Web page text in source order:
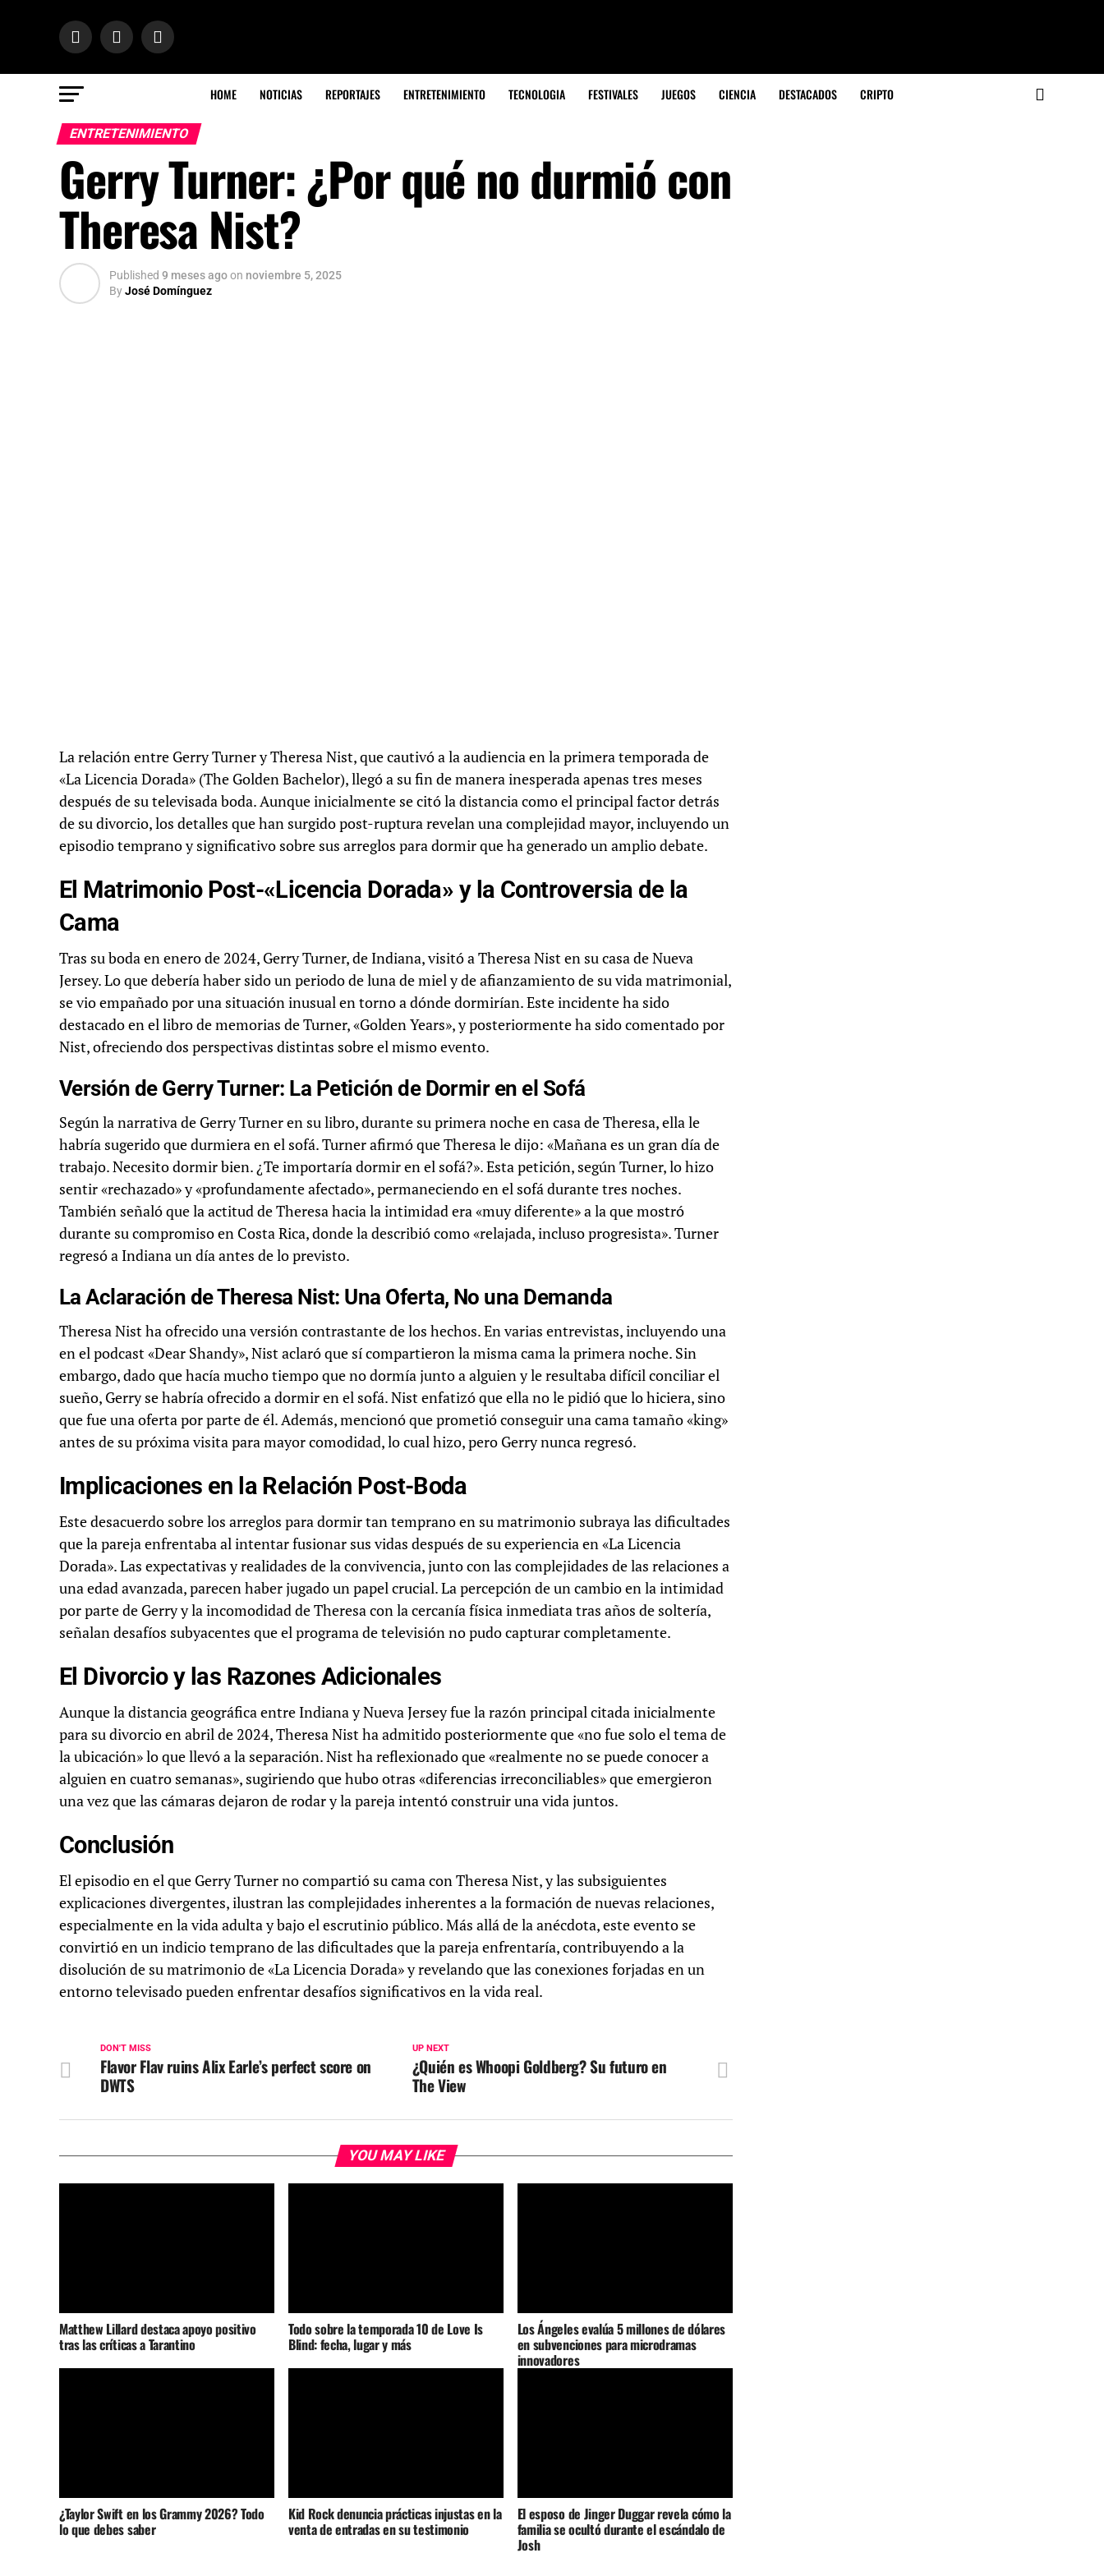
HOME NOTICIAS REPORTAJES ENTRETENIMIENTO TECNOLOGIA FESTIVALES JUEGOS CIENCIA DESTACADOS CRIPTO
ENTRETENIMIENTO
Gerry Turner: ¿Por qué no durmió con
Theresa Nist?
Published 9 meses agoon noviembre 5, 2025
ByJosé Domínguez
La relación entre Gerry Turner y Theresa Nist, que cautivó a la audiencia en la primera temporada de
«La Licencia Dorada» (The Golden Bachelor), llegó a su fin de manera inesperada apenas tres meses
después de su televisada boda. Aunque inicialmente se citó la distancia como el principal factor detrás
de su divorcio, los detalles que han surgido post-ruptura revelan una complejidad mayor, incluyendo un
episodio temprano y significativo sobre sus arreglos para dormir que ha generado un amplio debate.
El Matrimonio Post-«Licencia Dorada» y la Controversia de la
Cama
Tras su boda en enero de 2024, Gerry Turner, de Indiana, visitó a Theresa Nist en su casa de Nueva
Jersey. Lo que debería haber sido un periodo de luna de miel y de afianzamiento de su vida matrimonial,
se vio empañado por una situación inusual en torno a dónde dormirían. Este incidente ha sido
destacado en el libro de memorias de Turner, «Golden Years», y posteriormente ha sido comentado por
Nist, ofreciendo dos perspectivas distintas sobre el mismo evento.
Versión de Gerry Turner: La Petición de Dormir en el Sofá
Según la narrativa de Gerry Turner en su libro, durante su primera noche en casa de Theresa, ella le
habría sugerido que durmiera en el sofá. Turner afirmó que Theresa le dijo: «Mañana es un gran día de
trabajo. Necesito dormir bien. ¿Te importaría dormir en el sofá?». Esta petición, según Turner, lo hizo
sentir «rechazado» y «profundamente afectado», permaneciendo en el sofá durante tres noches.
También señaló que la actitud de Theresa hacia la intimidad era «muy diferente» a la que mostró
durante su compromiso en Costa Rica, donde la describió como «relajada, incluso progresista». Turner
regresó a Indiana un día antes de lo previsto.
La Aclaración de Theresa Nist: Una Oferta, No una Demanda
Theresa Nist ha ofrecido una versión contrastante de los hechos. En varias entrevistas, incluyendo una
en el podcast «Dear Shandy», Nist aclaró que sí compartieron la misma cama la primera noche. Sin
embargo, dado que hacía mucho tiempo que no dormía junto a alguien y le resultaba difícil conciliar el
sueño, Gerry se habría ofrecido a dormir en el sofá. Nist enfatizó que ella no le pidió que lo hiciera, sino
que fue una oferta por parte de él. Además, mencionó que prometió conseguir una cama tamaño «king»
antes de su próxima visita para mayor comodidad, lo cual hizo, pero Gerry nunca regresó.
Implicaciones en la Relación Post-Boda
Este desacuerdo sobre los arreglos para dormir tan temprano en su matrimonio subraya las dificultades
que la pareja enfrentaba al intentar fusionar sus vidas después de su experiencia en «La Licencia
Dorada». Las expectativas y realidades de la convivencia, junto con las complejidades de las relaciones a
una edad avanzada, parecen haber jugado un papel crucial. La percepción de un cambio en la intimidad
por parte de Gerry y la incomodidad de Theresa con la cercanía física inmediata tras años de soltería,
señalan desafíos subyacentes que el programa de televisión no pudo capturar completamente.
El Divorcio y las Razones Adicionales
Aunque la distancia geográfica entre Indiana y Nueva Jersey fue la razón principal citada inicialmente
para su divorcio en abril de 2024, Theresa Nist ha admitido posteriormente que «no fue solo el tema de
la ubicación» lo que llevó a la separación. Nist ha reflexionado que «realmente no se puede conocer a
alguien en cuatro semanas», sugiriendo que hubo otras «diferencias irreconciliables» que emergieron
una vez que las cámaras dejaron de rodar y la pareja intentó construir una vida juntos.
Conclusión
El episodio en el que Gerry Turner no compartió su cama con Theresa Nist, y las subsiguientes
explicaciones divergentes, ilustran las complejidades inherentes a la formación de nuevas relaciones,
especialmente en la vida adulta y bajo el escrutinio público. Más allá de la anécdota, este evento se
convirtió en un indicio temprano de las dificultades que la pareja enfrentaría, contribuyendo a la
disolución de su matrimonio de «La Licencia Dorada» y revelando que las conexiones forjadas en un
entorno televisado pueden enfrentar desafíos significativos en la vida real.
UP NEXT
¿Quién es Whoopi Goldberg? Su futuro en
The View
DON'T MISS
Flavor Flav ruins Alix Earle’s perfect score on
DWTS
YOU MAY LIKE
Matthew Lillard destaca apoyo positivo
tras las críticas a Tarantino
Todo sobre la temporada 10 de Love Is
Blind: fecha, lugar y más
Los Ángeles evalúa 5 millones de dólares
en subvenciones para microdramas
innovadores
¿Taylor Swift en los Grammy 2026? Todo
lo que debes saber
Kid Rock denuncia prácticas injustas en la
venta de entradas en su testimonio
El esposo de Jinger Duggar revela cómo la
familia se ocultó durante el escándalo de
Josh